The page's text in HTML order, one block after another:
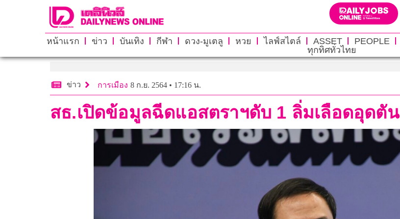
หน้าแรก ข่าว บันเทิง กีฬา ดวง-มูเตลู หวย ไลฟ์สไตล์ ASSET PEOPLE
ทุกทิศทั่วไทย
ข่าว การเมือง 8 ก.ย. 2564 • 17:16 น.
สธ.เปิดข้อมูลฉีดแอสตราฯดับ 1 ลิ่มเลือดอุดตัน